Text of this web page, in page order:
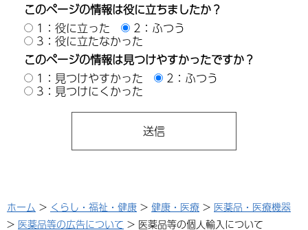
このページの情報は役に立ちましたか？
1：役に立った
2：ふつう
3：役に立たなかった
このページの情報は見つけやすかったですか？
1：見つけやすかった
2：ふつう
3：見つけにくかった
ホーム > くらし・福祉・健康 > 健康・医療 > 医薬品・医療機器
> 医薬品等の広告について > 医薬品等の個人輸入について